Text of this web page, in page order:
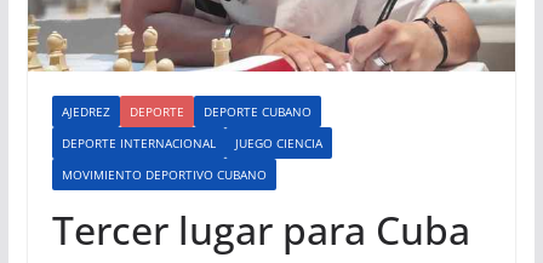
AJEDREZ DEPORTE
DEPORTE CUBANO
DEPORTE INTERNACIONAL
JUEGO CIENCIA
MOVIMIENTO DEPORTIVO CUBANO
Tercer lugar para Cuba